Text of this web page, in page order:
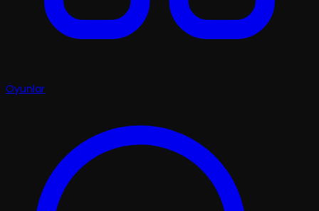
Oyunlar